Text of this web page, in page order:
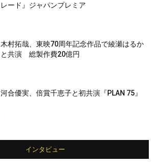
レード』ジャパンプレミア
木村拓哉、東映70周年記念作品で綾瀬はるか
と共演 総製作費20億円
河合優実、倍賞千恵子と初共演『PLAN 75』
インタビュー